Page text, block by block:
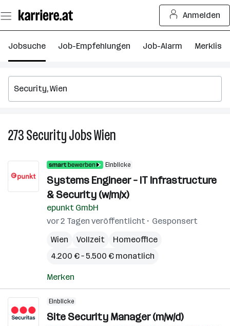
Seiteninhalt
springen
Anmelden
Jobsuche Job-Empfehlungen Job-Alarm Merkliste
273SecurityJobsWien
in
Wien
Einblicke
Systems Engineer – IT Infrastructure
& Security (w/m/x)
epunkt GmbH
vor 2 Tagen veröffentlicht
Gesponsert
Wien
Vollzeit
Homeoffice
4.200 € – 5.500 € monatlich
Merken
Einblicke
Site Security Manager (m/w/d)